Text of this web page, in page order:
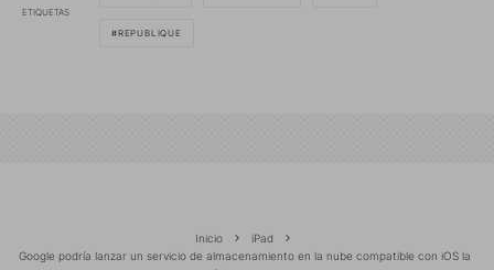
ETIQUETAS
REPUBLIQUE
Inicio
iPad
Google podría lanzar un servicio de almacenamiento en la nube compatible con iOS la